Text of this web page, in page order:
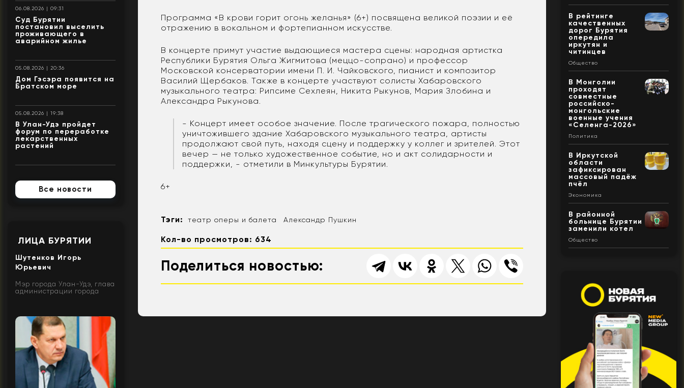
06.08.2026 | 09:31
Суд Бурятии
постановил выселить
проживающего в
аварийном жилье
05.08.2026 | 20:36
Дом Гэсэра появится на
Братском море
05.08.2026 | 19:38
В Улан-Удэ пройдет
форум по переработке
лекарственных
растений
Все новости
ЛИЦА БУРЯТИИ
Шутенков Игорь
Юрьевич
Мэр города Улан-Удэ, глава
администрации города
Программа «В крови горит огонь желанья» (6+) посвящена великой поэзии и её
отражению в вокальном и фортепианном искусстве.
В концерте примут участие выдающиеся мастера сцены: народная артистка
Республики Бурятия Ольга Жигмитова (меццо-сопрано) и профессор
Московской консерватории имени П. И. Чайковского, пианист и композитор
Василий Щербаков. Также в концерте участвуют солисты Хабаровского
музыкального театра: Рипсиме Сехлеян, Никита Рыкунов, Мария Злобина и
Александра Рыкунова.
- Концерт имеет особое значение. После трагического пожара, полностью
уничтожившего здание Хабаровского музыкального театра, артисты
продолжают свой путь, находя сцену и поддержку у коллег и зрителей. Этот
вечер — не только художественное событие, но и акт солидарности и
поддержки, - отметили в Минкультуры Бурятии.
6+
Тэги: театр оперы и балета Александр Пушкин
Кол-во просмотров: 634
Поделиться новостью:
В рейтинге
качественных
дорог Бурятия
опередила
иркутян и
читинцев
Общество
В Монголии
проходят
совместные
российско-
монгольские
военные учения
«Селенга-2026»
Политика
В Иркутской
области
зафиксирован
массовый падёж
пчёл
Экономика
В районной
больнице Бурятии
заменили котел
Общество